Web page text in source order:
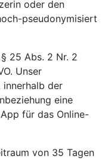
oder den
pseudonymisiert
25 Abs. 2 Nr. 2
Unser
innerhalb der
eine
für das Online-
von 35 Tagen